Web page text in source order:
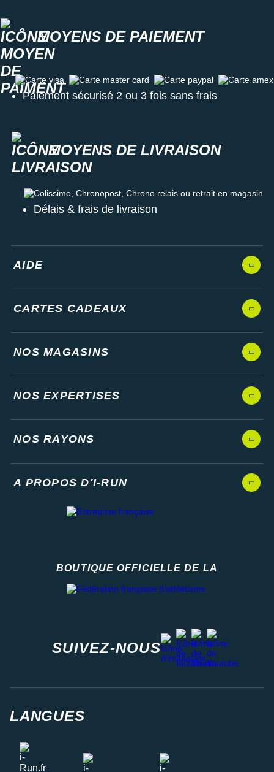
MOYENS DE PAIEMENT
Carte visa Carte master card Carte paypal Carte amex
Paiement sécurisé 2 ou 3 fois sans frais
MOYENS DE LIVRAISON
Colissimo, Chronopost, Chrono relais ou retrait en magasin
Délais & frais de livraison
AIDE
CARTES CADEAUX
NOS MAGASINS
NOS EXPERTISES
NOS RAYONS
A PROPOS D'I-RUN
BOUTIQUE OFFICIELLE DE LA
SUIVEZ-NOUS
instagram
facebook
stravayoutube
LANGUES